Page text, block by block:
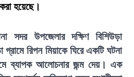
হয়েছে।
সদর উপজেলার দক্ষিণ বিশিউড়া
গ্রামে রিপন মিয়াকে ঘিরে একটি ঘটনা
ব্যাপক আলোচনার জন্ম দেয়। এক